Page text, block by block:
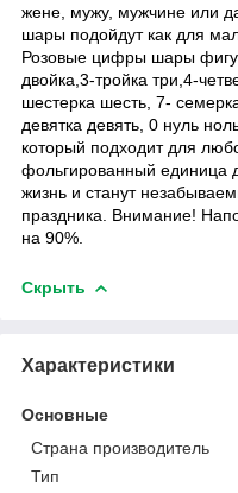
жене, мужу, мужчине или
шары подойдут как для
Розовые цифры шары
двойка,3-тройка три,4-
шестерка шесть, 7-
девятка девять, 0 нуль
который подходит для
фольгированный единица
жизнь и станут
праздника. Внимание!
на 90%.
Скрыть
Характеристики
Основные
Страна производитель
Тип